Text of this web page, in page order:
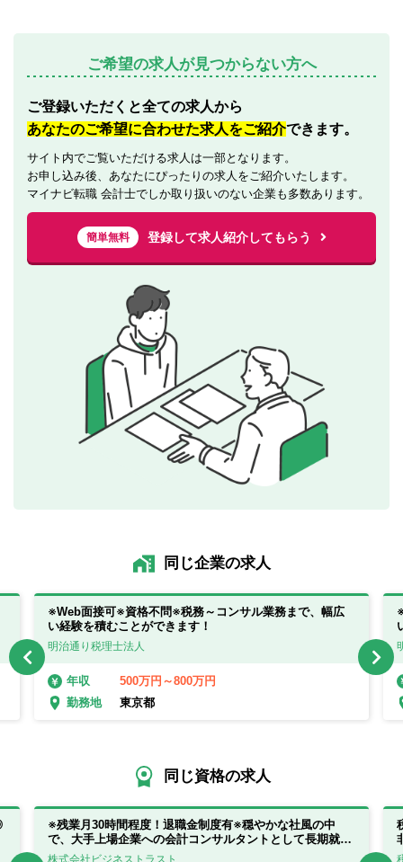
ご希望の求人が見つからない方へ
ご登録いただくと全ての求人から
あなたのご希望に合わせた求人をご紹介できます。
サイト内でご覧いただける求人は一部となります。
お申し込み後、あなたにぴったりの求人をご紹介いたします。
マイナビ転職 会計士でしか取り扱いのない企業も多数あります。
簡単無料 登録して求人紹介してもらう
同じ企業の求人
※Web面接可※資格不問※税務～コンサル業務まで、幅広
い経験を積むことができます！
明治通り税理士法人
年収
500万円～800万円
勤務地
東京都
同じ資格の求人
※残業月30時間程度！退職金制度有※穏やかな社風の中
で、大手上場企業への会計コンサルタントとして長期就業
が叶います！